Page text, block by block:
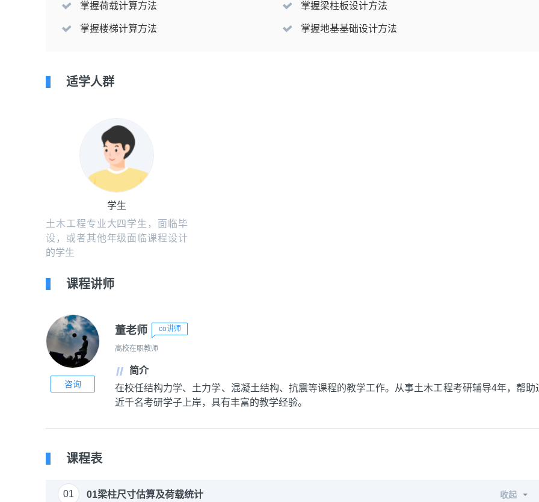
掌握荷载计算方法 掌握梁柱板设计方法
掌握楼梯计算方法 掌握地基基础设计方法
适学人群
学生
土木工程专业大四学生，面临毕
设，或者其他年级面临课程设计
的学生
课程讲师
咨询
董老师 co讲师
高校在职教师
简介
在校任结构力学、土力学、混凝土结构、抗震等课程的教学工作。从事土木工程考研辅导4年，帮助
近千名考研学子上岸，具有丰富的教学经验。
课程表
01 01梁柱尺寸估算及荷载统计 收起